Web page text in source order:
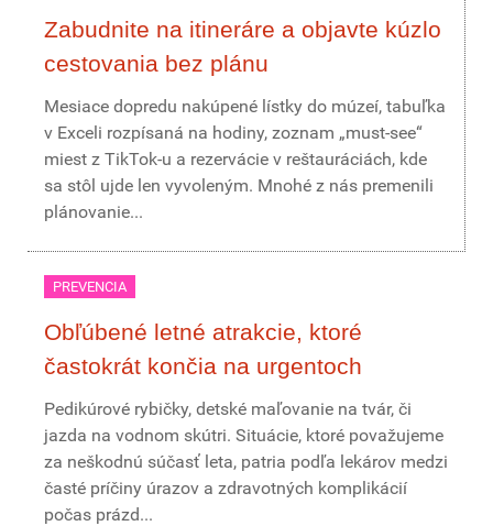
Zabudnite na itineráre a objavte kúzlo
cestovania bez plánu
Mesiace dopredu nakúpené lístky do múzeí, tabuľka
v Exceli rozpísaná na hodiny, zoznam „must-see“
miest z TikTok-u a rezervácie v reštauráciách, kde
sa stôl ujde len vyvoleným. Mnohé z nás premenili
plánovanie...
PREVENCIA
Obľúbené letné atrakcie, ktoré
častokrát končia na urgentoch
Pedikúrové rybičky, detské maľovanie na tvár, či
jazda na vodnom skútri. Situácie, ktoré považujeme
za neškodnú súčasť leta, patria podľa lekárov medzi
časté príčiny úrazov a zdravotných komplikácií
počas prázd...